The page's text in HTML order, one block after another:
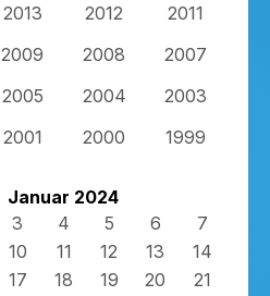
2013 2012
2011
2009 2008
2007
2005 2004
2003
2001 2000 1999
Januar 2024
3 4 5 6
7
10 11 12 13
14
17 18 19 20
21